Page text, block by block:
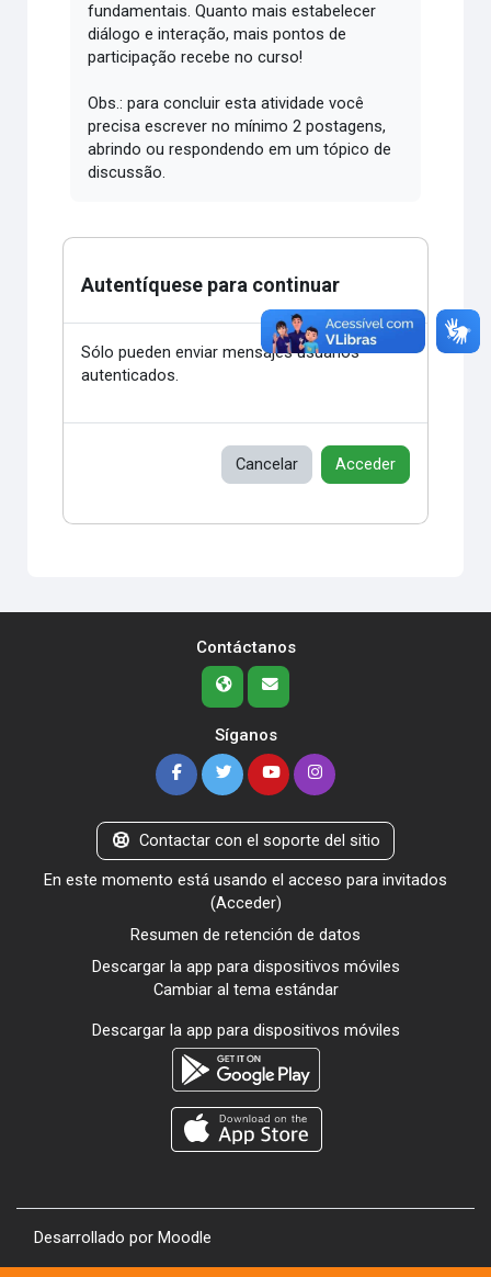
fundamentais.Quanto mais estabelecer
diálogo e interação, mais pontos de
participação recebe no curso!
Obs.: para concluir esta atividade você
precisa escrever no mínimo 2 postagens,
abrindo ou respondendo em um tópico de
discussão.
Autentíquese para continuar
Sólo pueden enviar mensajes usuarios
autenticados.
Cancelar Acceder
Contáctanos
Síganos
Contactar con el soporte del sitio
En este momento está usando el acceso para invitados
(Acceder)
Resumen de retención de datos
Descargar la app para dispositivos móviles
Cambiar al tema estándar
Descargar la app para dispositivos móviles
Desarrollado por Moodle